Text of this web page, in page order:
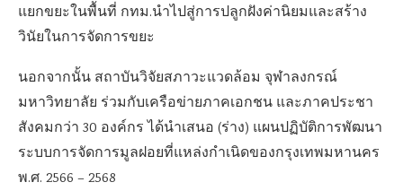
แยกขยะในพื้นที่ กทม.นำไปสู่การปลูกฝังค่านิยมและสร้าง
วินัยในการจัดการขยะ
นอกจากนั้น สถาบันวิจัยสภาวะแวดล้อม จุฬาลงกรณ์
มหาวิทยาลัย ร่วมกับเครือข่ายภาคเอกชน และภาคประชา
สังคมกว่า 30 องค์กร ได้นำเสนอ (ร่าง) แผนปฏิบัติการพัฒนา
ระบบการจัดการมูลฝอยที่แหล่งกำเนิดของกรุงเทพมหานคร
พ.ศ. 2566 – 2568